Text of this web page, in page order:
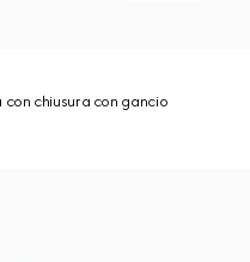
chiusura con gancio